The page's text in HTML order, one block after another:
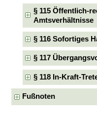
§ 115 Öffentlich-
Amtsverhältnisse
§ 116 Sofortiges
§ 117
§ 118 In-Kraft-
Fußnoten